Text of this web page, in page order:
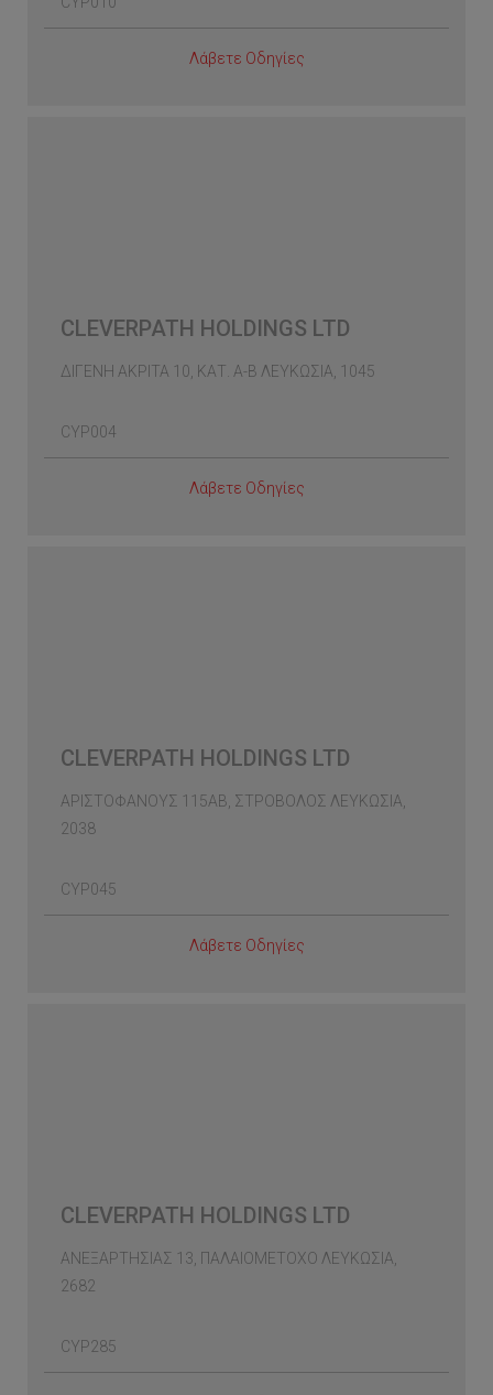
Λάβετε Οδηγίες
CLEVERPATH HOLDINGS LTD
ΔΙΓΕΝΗ ΑΚΡΙΤΑ 10, ΚΑΤ. Α-Β ΛΕΥΚΩΣΙΑ, 1045
CYP004
Λάβετε Οδηγίες
CLEVERPATH HOLDINGS LTD
ΑΡΙΣΤΟΦΑΝΟΥΣ 115ΑΒ, ΣΤΡΟΒΟΛΟΣ ΛΕΥΚΩΣΙΑ,
2038
CYP045
Λάβετε Οδηγίες
CLEVERPATH HOLDINGS LTD
ΑΝΕΞΑΡΤΗΣΙΑΣ 13, ΠΑΛΑΙΟΜΕΤΟΧΟ ΛΕΥΚΩΣΙΑ,
2682
CYP285